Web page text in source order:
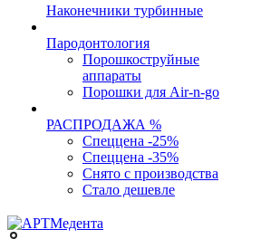
Наконечники турбинные
Пародонтология
Порошкоструйные
аппараты
Порошки для Air-n-go
РАСПРОДАЖА %
Спеццена -25%
Спеццена -35%
Снято с производства
Стало дешевле